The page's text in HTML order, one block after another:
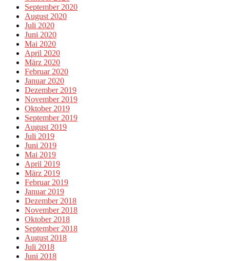
September 2020
August 2020
Juli 2020
Juni 2020
Mai 2020
April 2020
März 2020
Februar 2020
Januar 2020
Dezember 2019
November 2019
Oktober 2019
September 2019
August 2019
Juli 2019
Juni 2019
Mai 2019
April 2019
März 2019
Februar 2019
Januar 2019
Dezember 2018
November 2018
Oktober 2018
September 2018
August 2018
Juli 2018
Juni 2018